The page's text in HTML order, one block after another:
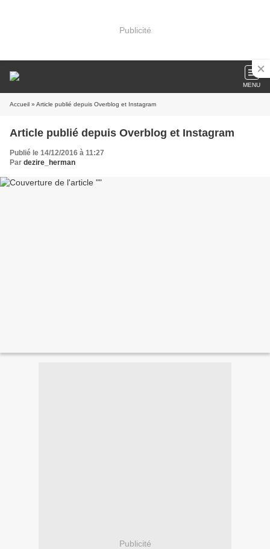
Publicité
MENU
Accueil » Article publié depuis Overblog et Instagram
Article publié depuis Overblog et Instagram
Publié le 14/12/2016 à 11:27
Par dezire_herman
Publicité